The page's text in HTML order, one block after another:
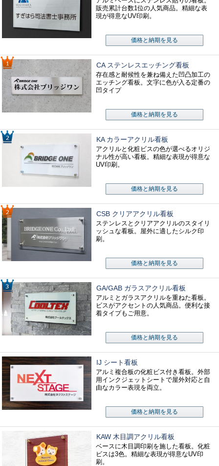
販売累計台数1位の人気商品。精細な表
現が得意なUV印刷。
価格と納期を見る
CA ステンレスエッチング看板
存在感と耐候性を兼ね備えた凹凸加工の
エッチング看板。文字に色が入る定番の
凹タイプ
価格と納期を見る
KA カラーアクリル看板
アクリルと化粧ビスの色が選べるオリジ
ナル性が高い看板。精細な表現が得意な
UV印刷。
価格と納期を見る
CSB クリアアクリル看板
ステンレスとクリアアクリルのスタイリ
ッシュな看板。屋外に適したシルク印
刷。
価格と納期を見る
GA/GAB ガラスアクリル看板
アルミとガラスアクリルを重ねた看板。
ビスがアクセントの人気商品。便利な接
着タイプもご用意。
価格と納期を見る
IJ シート看板
アルミ複合板の化粧ビス付き看板。外部
用インクジェットシートで屋外対応と自
由なカラー表現を両立。
価格と納期を見る
KAW 木目調アクリル看板
ベースに木目調印刷を施した看板。化粧
ビスは3色。精細な表現が得意なUV印
刷。